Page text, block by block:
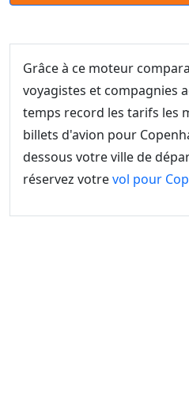
Grâce à ce moteur
voyagistes et compagnies
temps record les tarifs les
billets d'avion pour
dessous votre ville de
réservez votrevol pour